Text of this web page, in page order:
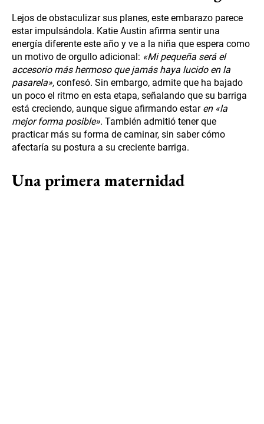
Lejos de obstaculizar sus planes, este embarazo parece
estar impulsándola. Katie Austin afirma sentir una
energía diferente este año y ve a la niña que espera como
un motivo de orgullo adicional: «Mi pequeña será el
accesorio más hermoso que jamás haya lucido en la
pasarela», confesó. Sin embargo, admite que ha bajado
un poco el ritmo en esta etapa, señalando que su barriga
está creciendo, aunque sigue afirmando estar en «la
mejor forma posible». También admitió tener que
practicar más su forma de caminar, sin saber cómo
afectaría su postura a su creciente barriga.
Una primera maternidad